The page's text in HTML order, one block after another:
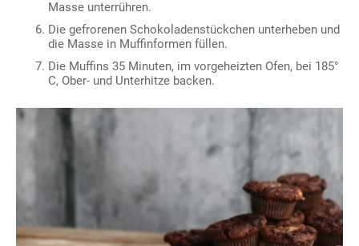
Masse unterrühren.
Die gefrorenen Schokoladenstückchen unterheben und
die Masse in Muffinformen füllen.
Die Muffins 35 Minuten, im vorgeheizten Ofen, bei 185°
C, Ober- und Unterhitze backen.